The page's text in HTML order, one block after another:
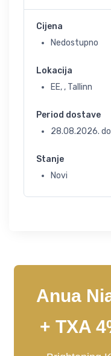
Cijena
Nedostupno
Lokacija
EE, , Tallinn
Period dostave
28.08.2026. do
Stanje
Novi